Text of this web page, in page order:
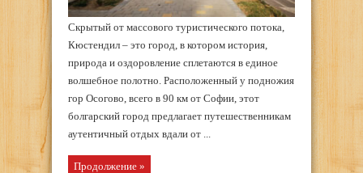
Скрытый от массового туристического потока,
Кюстендил – это город, в котором история,
природа и оздоровление сплетаются в единое
волшебное полотно. Расположенный у подножия
гор Осогово, всего в 90 км от Софии, этот
болгарский город предлагает путешественникам
аутентичный отдых вдали от ...
Продолжение »